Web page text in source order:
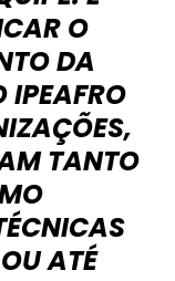
O
DA
IPEAFRO
TANTO
ATÉ